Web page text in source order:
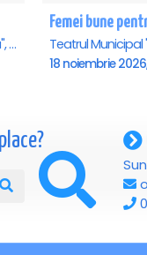
Teatrul Municipal "Maior Gh. Pastia", Focsani
18 noiembrie